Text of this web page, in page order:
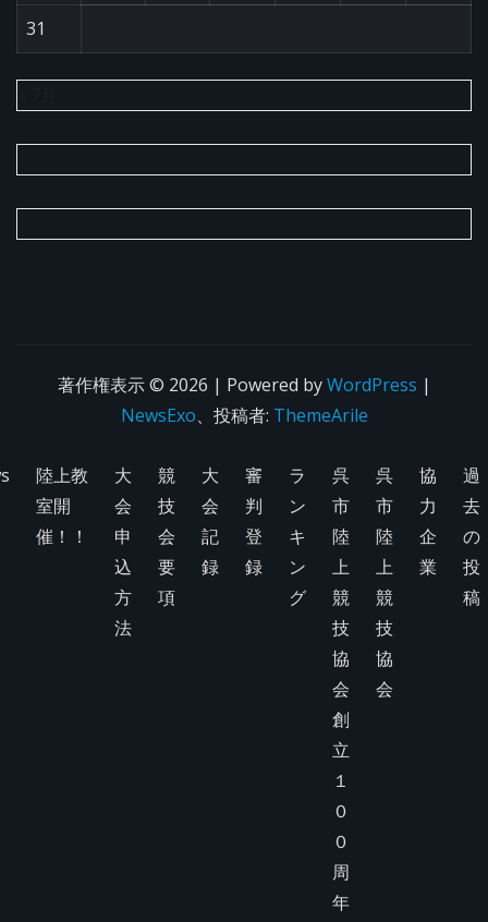
31
著作権表示 © 2026 | Powered byWordPress |
NewsExo、投稿者: ThemeArile
陸上教
室開
催！！
大
会
申
込
方
法
競
技
会
要
項
大
会
記
録
審
判
登
録
ラ
ン
キ
ン
グ
呉
市
陸
上
競
技
協
会
創
立
１
０
０
周
年
呉
市
陸
上
競
技
協
会
協
力
企
業
過
去
の
投
稿